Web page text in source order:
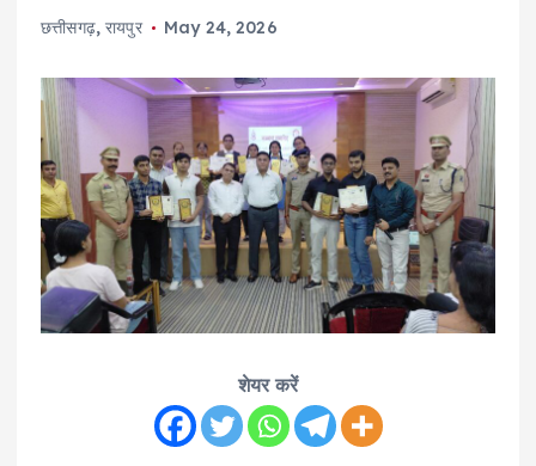
छत्तीसगढ़,रायपुर May 24, 2026
शेयर करें